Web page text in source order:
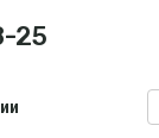
25